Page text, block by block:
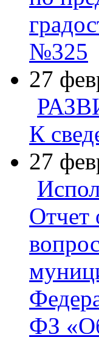
№325
27
К
27
Отчет
ФЗ